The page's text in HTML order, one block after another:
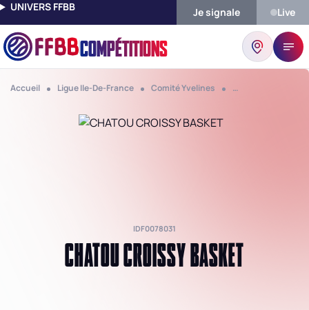
UNIVERS FFBB Je signale Live
COMPÉTITIONS
Accueil Ligue Ile-De-France Comité Yvelines Club Chatou
IDF0078031
CHATOU CROISSY BASKET